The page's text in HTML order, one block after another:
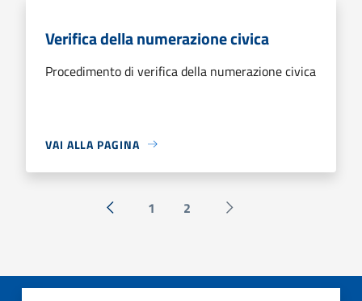
Verifica della numerazione civica
Procedimento di verifica della numerazione civica
VAI ALLA PAGINA
« Precedente
1 2 Successiva »